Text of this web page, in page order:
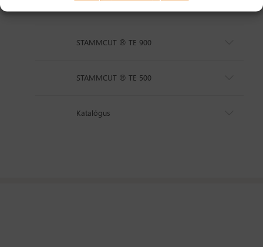
STAMMCUT ® TE 900
STAMMCUT ® TE 500
Katalógus